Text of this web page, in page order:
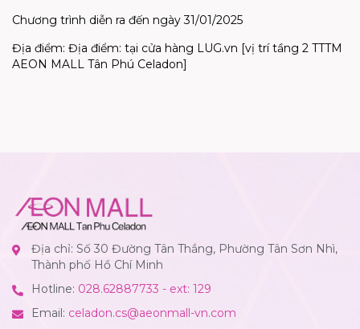
Chương trình diễn ra đến ngày 31/01/2025
Địa điểm: Địa điểm: tại cửa hàng LUG.vn [vị trí tầng 2 TTTM
AEON MALL Tân Phú Celadon]
Địa chỉ: Số 30 Đường Tân Thắng, Phường Tân Sơn Nhì,
Thành phố Hồ Chí Minh
Hotline: 028.62887733 - ext: 129
Email: celadon.cs@aeonmall-vn.com